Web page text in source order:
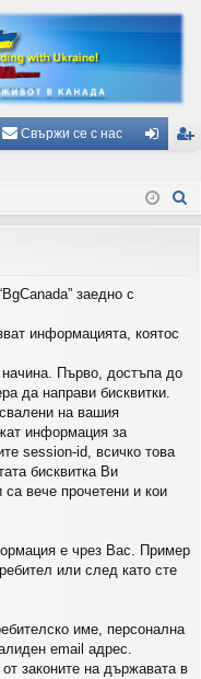
Свържи се с нас
з ис
заедно с
информацията, коятос
Първо, достъпа до
да направи бисквитки.
на вашия
информация за
session-id, всичко това
бисквитка Ви
вече прочетени и кои
е чрез Вас. Пример
или след като сте
име, персонална
email адрес.
законите на държавата в